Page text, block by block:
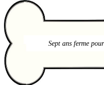
Sept ans ferme